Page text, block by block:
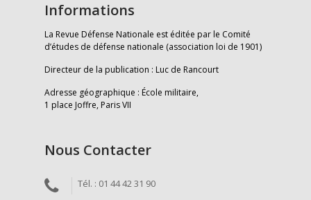
Informations
La Revue Défense Nationale est éditée par le Comité
d’études de défense nationale (association loi de 1901)
Directeur de la publication : Luc de Rancourt
Adresse géographique : École militaire,
1 place Joffre, Paris VII
Nous Contacter
Tél. : 01 44 42 31 90